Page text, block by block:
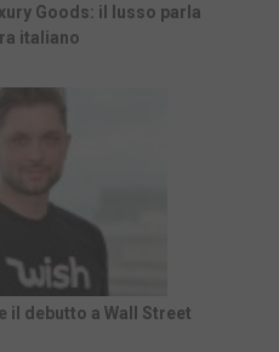
Goods: il lusso parla
italiano
il debutto a Wall Street